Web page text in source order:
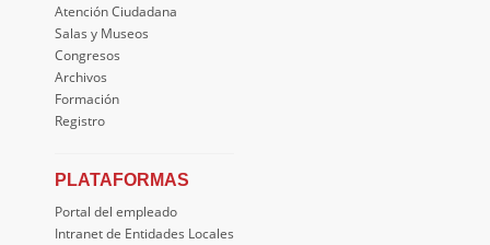
Atención Ciudadana
Salas y Museos
Congresos
Archivos
Formación
Registro
PLATAFORMAS
Portal del empleado
Intranet de Entidades Locales